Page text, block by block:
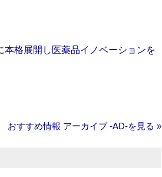
格展開し医薬品イノベーションを
おすすめ情報 アーカイブ ‐AD‐を見る »